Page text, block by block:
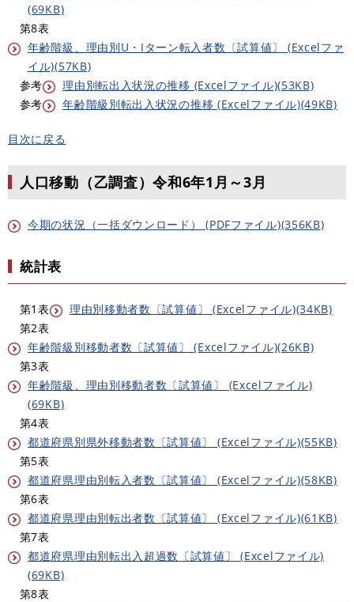
(69KB)
第8表
年齢階級、理由別U・Iターン転入者数〔試算値〕 (Excelファ
イル)(57KB)
参考
理由別転出入状況の推移 (Excelファイル)(53KB)
参考
年齢階級別転出入状況の推移 (Excelファイル)(49KB)
目次に戻る
人口移動（乙調査）令和6年1月～3月
今期の状況（一括ダウンロード） (PDFファイル)(356KB)
統計表
第1表
理由別移動者数〔試算値〕 (Excelファイル)(34KB)
第2表
年齢階級別移動者数〔試算値〕 (Excelファイル)(26KB)
第3表
年齢階級、理由別移動者数〔試算値〕 (Excelファイル)
(69KB)
第4表
都道府県別県外移動者数〔試算値〕 (Excelファイル)(55KB)
第5表
都道府県理由別転入者数〔試算値〕 (Excelファイル)(58KB)
第6表
都道府県理由別転出者数〔試算値〕 (Excelファイル)(61KB)
第7表
都道府県理由別転出入超過数〔試算値〕 (Excelファイル)
(69KB)
第8表